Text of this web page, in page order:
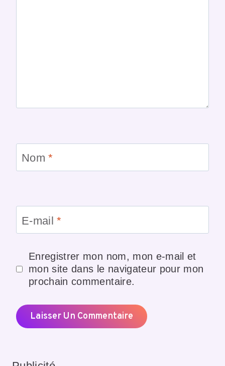
Nom*
E-mail*
Enregistrer mon nom, mon e-mail et
mon site dans le navigateur pour mon
prochain commentaire.